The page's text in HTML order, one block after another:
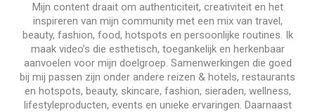
Mijn content draait om authenticiteit, creativiteit en het
inspireren van mijn community met een mix van travel,
beauty, fashion, food, hotspots en persoonlijke routines. Ik
maak video’s die esthetisch, toegankelijk en herkenbaar
aanvoelen voor mijn doelgroep. Samenwerkingen die goed
bij mij passen zijn onder andere reizen & hotels, restaurants
en hotspots, beauty, skincare, fashion, sieraden, wellness,
lifestyleproducten, events en unieke ervaringen. Daarnaast